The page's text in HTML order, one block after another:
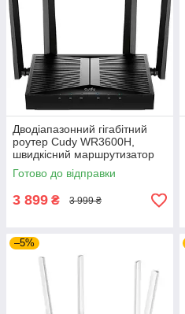
Дводіапазонний гігабітний
роутер Cudy WR3600H,
швидкісний маршрутизатор
новітнього стандарту Wi-Fi 7
Готово до відправки
3 899 ₴ 3 999 ₴
–5%